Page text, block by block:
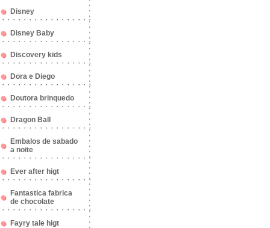
Disney
Disney Baby
Discovery kids
Dora e Diego
Doutora brinquedo
Dragon Ball
Embalos de sabado
a noite
Ever after higt
Fantastica fabrica
de chocolate
Fayry tale higt